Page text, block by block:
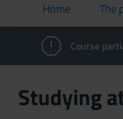
Home
current The
Course
Studying